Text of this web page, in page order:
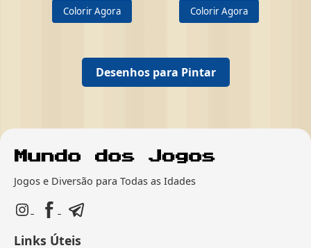
Colorir Agora Colorir Agora
Desenhos para Pintar
Jogos e Diversão para Todas as Idades
Links Úteis